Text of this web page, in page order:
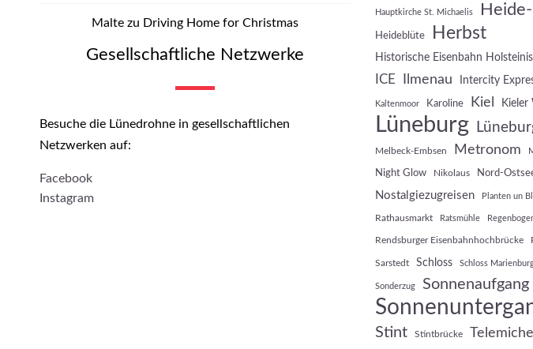
Malte zu Driving Home for Christmas
Gesellschaftliche Netzwerke
Besuche die Lünedrohne in gesellschaftlichen
Netzwerken auf:
Facebook
Instagram
Hauptkirche St. Michaelis
Heideblüte Herbst
Historische Eisenbahn
ICE Ilmenau Intercity
Kaltenmoor Karoline Kiel Kieler
Lüneburg
Melbeck-Embsen Metronom
Night Glow Nikolaus Nord-
Nostalgiezugreisen Planten un
Rathausmarkt Ratsmühle
Rendsburger Eisenbahnhochbrücke
Sarstedt Schloss Schloss
Sonderzug Sonnenaufgang
Stint Stintbrücke Telemichel